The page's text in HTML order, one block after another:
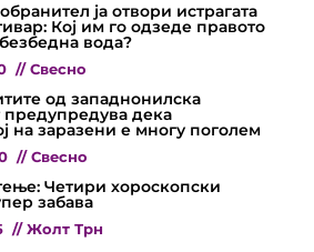
ја отвори истрагата
Кој им го одзеде правото
вода?
// Свесно
од западнонилска
предупредува дека
на заразени е многу поголем
// Свесно
Четири хороскопски
забава
// Жолт Трн